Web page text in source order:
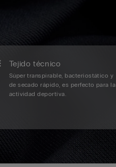
Tejido técnico
Súper transpirable, bacteriostático y
de secado rápido, es perfecto para la
actividad deportiva.